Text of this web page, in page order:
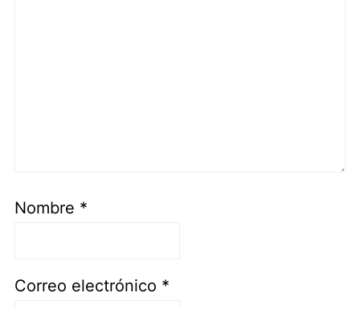
Nombre *
Correo electrónico *